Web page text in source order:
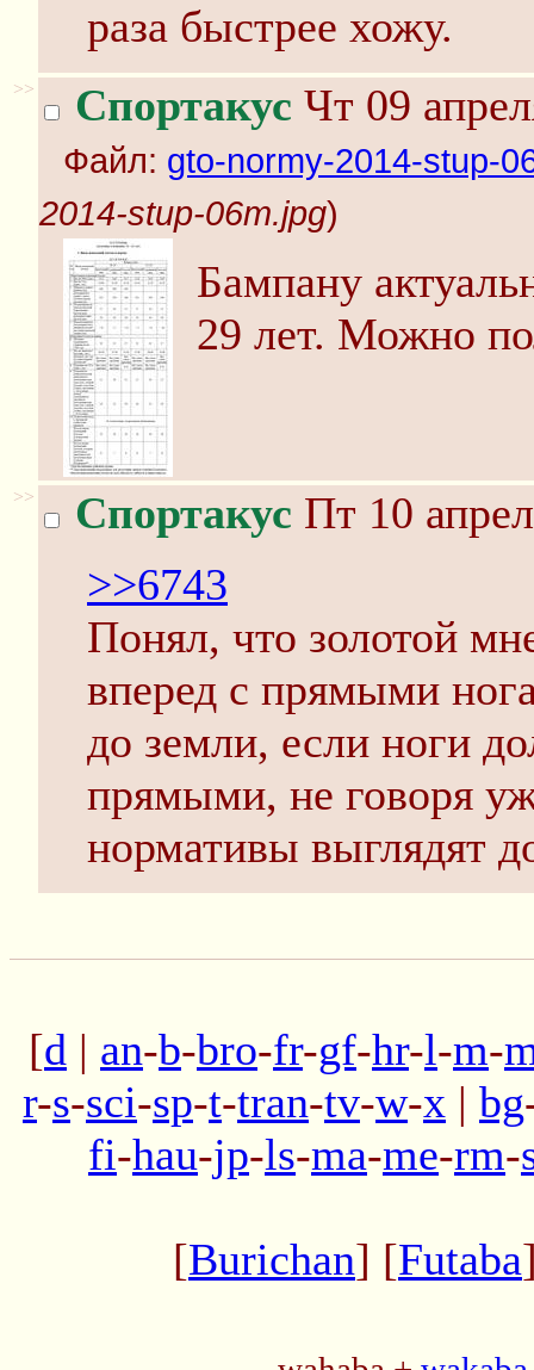
раза быстрее хожу.
>> Спортакус Чт 09
Файл: gto-normy-2014-stup-
2014-stup-06m.jpg)
Бампану
29 лет. Можно
>> Спортакус Пт 10
>>6743
Понял, что золотой
вперед с прямыми
до земли, если ноги
прямыми, не говоря
нормативы выглядят
[d | an-b-bro-fr-gf-hr-l-m-
r-s-sci-sp-t-tran-tv-w-x | bg
fi-hau-jp-ls-ma-me-rm-
[Burichan] [Futaba